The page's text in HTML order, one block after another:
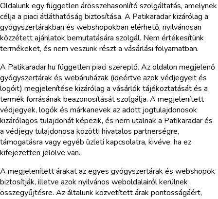
Oldalunk egy független árösszehasonlító szolgáltatás, amelynek
célja a piaci átláthatóság biztosítása. A Patikaradar kizárólag a
gyógyszertárakban és webshopokban elérhető, nyilvánosan
közzétett ajánlatok bemutatására szolgál. Nem értékesítünk
termékeket, és nem veszünk részt a vásárlási folyamatban.
A Patikaradar.hu független piaci szereplő. Az oldalon megjelenő
gyógyszertárak és webáruházak (ideértve azok védjegyeit és
logóit) megjelenítése kizárólag a vásárlók tájékoztatását és a
termék forrásának beazonosítását szolgálja. A megjelenített
védjegyek, logók és márkanevek az adott jogtulajdonosok
kizárólagos tulajdonát képezik, és nem utalnak a Patikaradar és
a védjegy tulajdonosa közötti hivatalos partnerségre,
támogatásra vagy egyéb üzleti kapcsolatra, kivéve, ha ez
kifejezetten jelölve van.
A megjelenített árakat az egyes gyógyszertárak és webshopok
biztosítják, illetve azok nyilvános weboldalairól kerülnek
összegyűjtésre. Az általunk közvetített árak pontosságáért,